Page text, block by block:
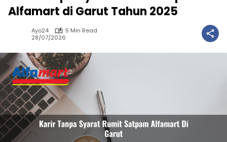
Alfamart di Garut Tahun 2025
Ayo24
5 Min Read
28/07/2026